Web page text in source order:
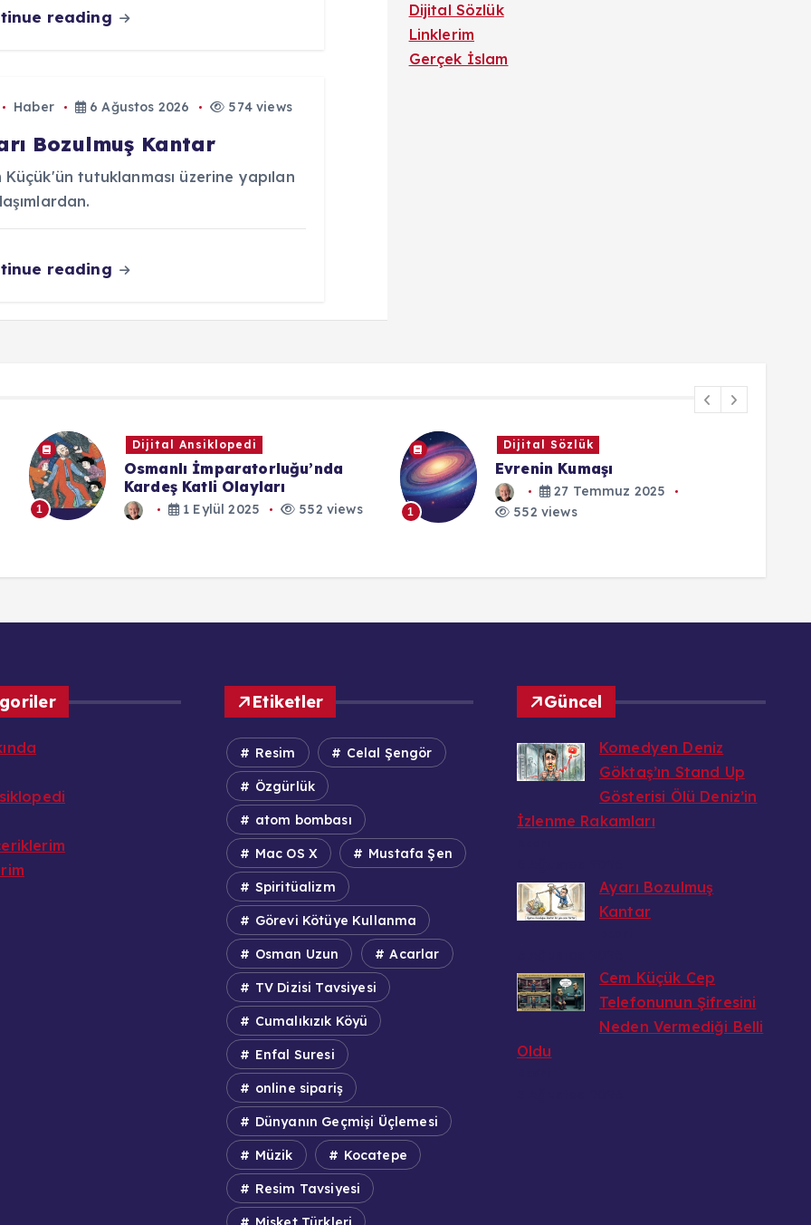
reading
Haber 6 Ağustos 2026 574 views
Bozulmuş Kantar
Küçük'ün tutuklanması üzerine yapılan
reading
Dijital Sözlük
Linklerim
Gerçek İslam
Dijital Ansiklopedi
Osmanlı İmparatorluğu’nda
Kardeş Katli Olayları
1 Eylül 2025 552 views
Dijital Sözlük
Evrenin Kumaşı
27 Temmuz 2025
552 views
Etiketler
Resim Celal Şengör
Özgürlük
atom bombası
Mac OS X Mustafa Şen
Spiritüalizm
Görevi Kötüye Kullanma
Osman Uzun Acarlar
TV Dizisi Tavsiyesi
Cumalıkızık Köyü
Enfal Suresi
online sipariş
Dünyanın Geçmişi Üçlemesi
Müzik Kocatepe
Resim Tavsiyesi
Güncel
Komedyen Deniz
Göktaş’ın Stand Up
Gösterisi Ölü Deniz’in
İzlenme Rakamları
Ayarı Bozulmuş
Kantar
Cem Küçük Cep
Telefonunun Şifresini
Neden Vermediği Belli
Oldu